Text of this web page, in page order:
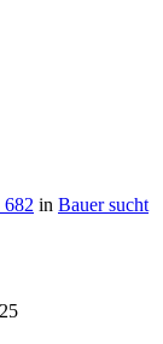
682 in Bauer sucht